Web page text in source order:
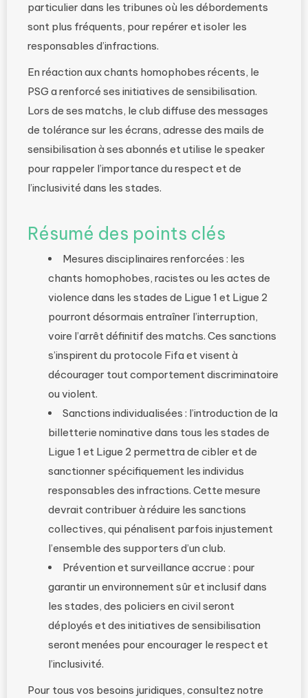
particulier dans les tribunes où les débordements
sont plus fréquents, pour repérer et isoler les
responsables d’infractions.
En réaction aux chants homophobes récents, le
PSG a renforcé ses initiatives de sensibilisation.
Lors de ses matchs, le club diffuse des messages
de tolérance sur les écrans, adresse des mails de
sensibilisation à ses abonnés et utilise le speaker
pour rappeler l’importance du respect et de
l’inclusivité dans les stades.
Résumé des points clés
Mesures disciplinaires renforcées : les
chants homophobes, racistes ou les actes de
violence dans les stades de Ligue 1 et Ligue 2
pourront désormais entraîner l’interruption,
voire l’arrêt définitif des matchs. Ces sanctions
s’inspirent du protocole Fifa et visent à
décourager tout comportement discriminatoire
ou violent.
Sanctions individualisées : l’introduction de la
billetterie nominative dans tous les stades de
Ligue 1 et Ligue 2 permettra de cibler et de
sanctionner spécifiquement les individus
responsables des infractions. Cette mesure
devrait contribuer à réduire les sanctions
collectives, qui pénalisent parfois injustement
l’ensemble des supporters d’un club.
Prévention et surveillance accrue : pour
garantir un environnement sûr et inclusif dans
les stades, des policiers en civil seront
déployés et des initiatives de sensibilisation
seront menées pour encourager le respect et
l’inclusivité.
Pour tous vos besoins juridiques, consultez notre